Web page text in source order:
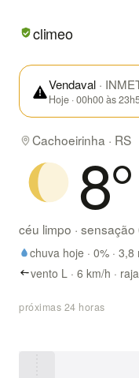
Em Cachoeirinha/
climeo
Vendaval ·
Hoje · 00h00 às
Cachoeirinha · RS
8°
céu limpo · sensação
chuva hoje · 0% · 3,8
vento L · 6 km/h ·
próximas 24 horas